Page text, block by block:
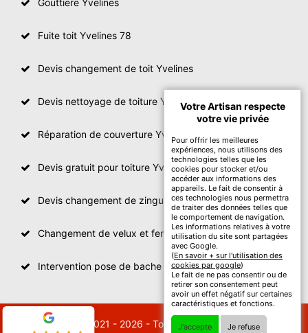
Fuite toit Yvelines 78
Devis changement de toit Yvelines
Devis nettoyage de toiture Yvelines
Réparation de couverture Yvelines
Devis gratuit pour toiture Yvelines
Devis changement de zinguerie Yvelines
Changement de velux et fenêtre de toit Yvelines
Intervention pose de bache sur toit Yvelines
© 2021 - 2026 - Tout droit réservé
Votre Artisan respecte
votre vie privée
Pour offrir les meilleures
expériences, nous utilisons des
technologies telles que les
cookies pour stocker et/ou
accéder aux informations des
appareils. Le fait de consentir à
ces technologies nous permettra
de traiter des données telles que
le comportement de navigation.
Les informations relatives à votre
utilisation du site sont partagées
avec Google.
(En savoir + sur l'utilisation des
cookies par google)
Le fait de ne pas consentir ou de
retirer son consentement peut
avoir un effet négatif sur certaines
caractéristiques et fonctions.
J'accepte Je refuse